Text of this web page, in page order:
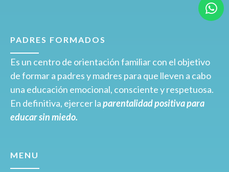
PADRES FORMADOS
Es un centro de orientación familiar con el objetivo
de formar a padres y madres para que lleven a cabo
una educación emocional, consciente y respetuosa.
En definitiva, ejercer laparentalidad positiva para
educar sin miedo.
MENU